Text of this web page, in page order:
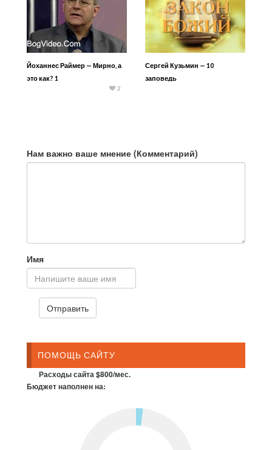
Йоханнес Раймер — Мирно, а
это как? 1
2
Сергей Кузьмин — 10
заповедь
Нам важно ваше мнение (Комментарий)
Имя
ПОМОЩЬ САЙТУ
Расходы сайта $800/мес.
Бюджет наполнен на: